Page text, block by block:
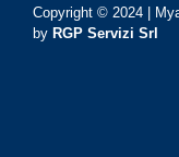
Copyright © 2024 |
by RGP Servizi Srl